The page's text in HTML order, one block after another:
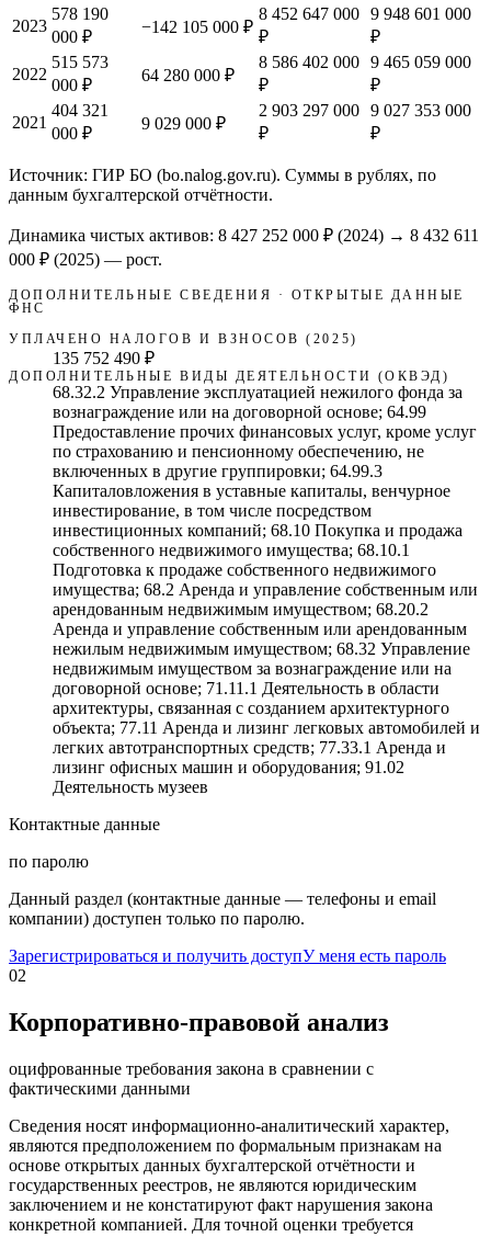
2023
578 190
000 ₽
−142 105 000 ₽
8 452 647 000
₽
9 948 601 000
₽
2022
515 573
000 ₽
64 280 000 ₽
8 586 402 000
₽
9 465 059 000
₽
2021
404 321
000 ₽
9 029 000 ₽
2 903 297 000
₽
9 027 353 000
₽
Источник: ГИР БО (bo.nalog.gov.ru). Суммы в рублях, по
данным бухгалтерской отчётности.
Динамика чистых активов: 8 427 252 000 ₽ (2024) → 8 432 611
000 ₽ (2025) — рост.
ДОПОЛНИТЕЛЬНЫЕ СВЕДЕНИЯ · ОТКРЫТЫЕ ДАННЫЕ
ФНС
УПЛАЧЕНО НАЛОГОВ И ВЗНОСОВ (2025)
135 752 490 ₽
ДОПОЛНИТЕЛЬНЫЕ ВИДЫ ДЕЯТЕЛЬНОСТИ (ОКВЭД)
68.32.2 Управление эксплуатацией нежилого фонда за
вознаграждение или на договорной основе; 64.99
Предоставление прочих финансовых услуг, кроме услуг
по страхованию и пенсионному обеспечению, не
включенных в другие группировки; 64.99.3
Капиталовложения в уставные капиталы, венчурное
инвестирование, в том числе посредством
инвестиционных компаний; 68.10 Покупка и продажа
собственного недвижимого имущества; 68.10.1
Подготовка к продаже собственного недвижимого
имущества; 68.2 Аренда и управление собственным или
арендованным недвижимым имуществом; 68.20.2
Аренда и управление собственным или арендованным
нежилым недвижимым имуществом; 68.32 Управление
недвижимым имуществом за вознаграждение или на
договорной основе; 71.11.1 Деятельность в области
архитектуры, связанная с созданием архитектурного
объекта; 77.11 Аренда и лизинг легковых автомобилей и
легких автотранспортных средств; 77.33.1 Аренда и
лизинг офисных машин и оборудования; 91.02
Деятельность музеев
Контактные данные
по паролю
Данный раздел (контактные данные — телефоны и email
компании) доступен только по паролю.
Зарегистрироваться и получить доступУ меня есть пароль
02
Корпоративно-правовой анализ
оцифрованные требования закона в сравнении с
фактическими данными
Сведения носят информационно-аналитический характер,
являются предположением по формальным признакам на
основе открытых данных бухгалтерской отчётности и
государственных реестров, не являются юридическим
заключением и не констатируют факт нарушения закона
конкретной компанией. Для точной оценки требуется